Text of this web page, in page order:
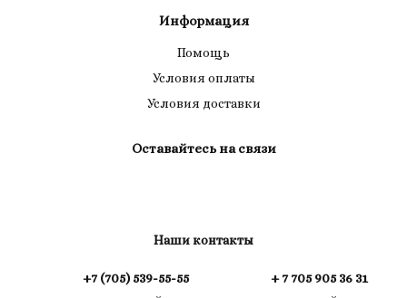
Информация
Помощь
Условия оплаты
Условия доставки
Оставайтесь на связи
Наши контакты
+7 (705) 539-55-55 + 7 705 905 36 31